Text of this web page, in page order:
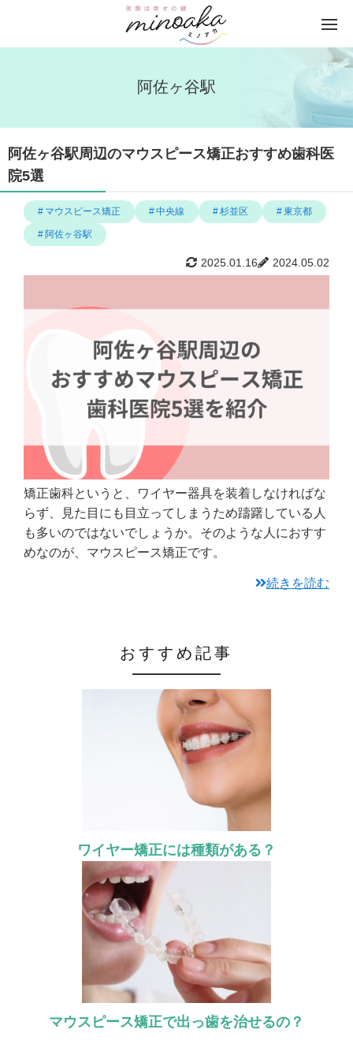
阿佐ヶ谷駅
阿佐ヶ谷駅周辺のマウスピース矯正おすすめ歯科医
院5選
マウスピース矯正 中央線 杉並区 東京都
阿佐ヶ谷駅
2024.05.02
2025.01.16
矯正歯科というと、ワイヤー器具を装着しなければな
らず、見た目にも目立ってしまうため躊躇している人
も多いのではないでしょうか。そのような人におすす
めなのが、マウスピース矯正です。
続きを読む
おすすめ記事
ワイヤー矯正には種類がある？
マウスピース矯正で出っ歯を治せるの？